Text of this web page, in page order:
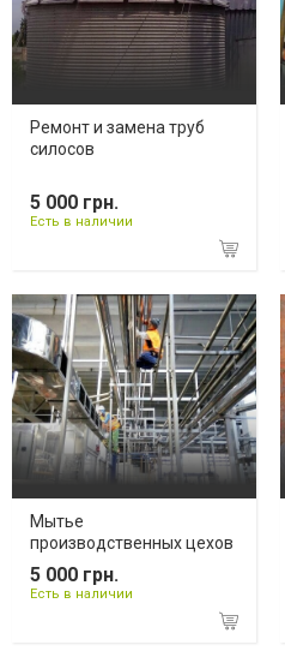
Ремонт и замена труб
силосов
5 000 грн.
Есть в наличии
Мытье
производственных цехов
5 000 грн.
Есть в наличии